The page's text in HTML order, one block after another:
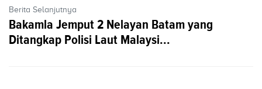
Berita Selanjutnya
Bakamla Jemput 2 Nelayan Batam yang
Ditangkap Polisi Laut Malaysi...